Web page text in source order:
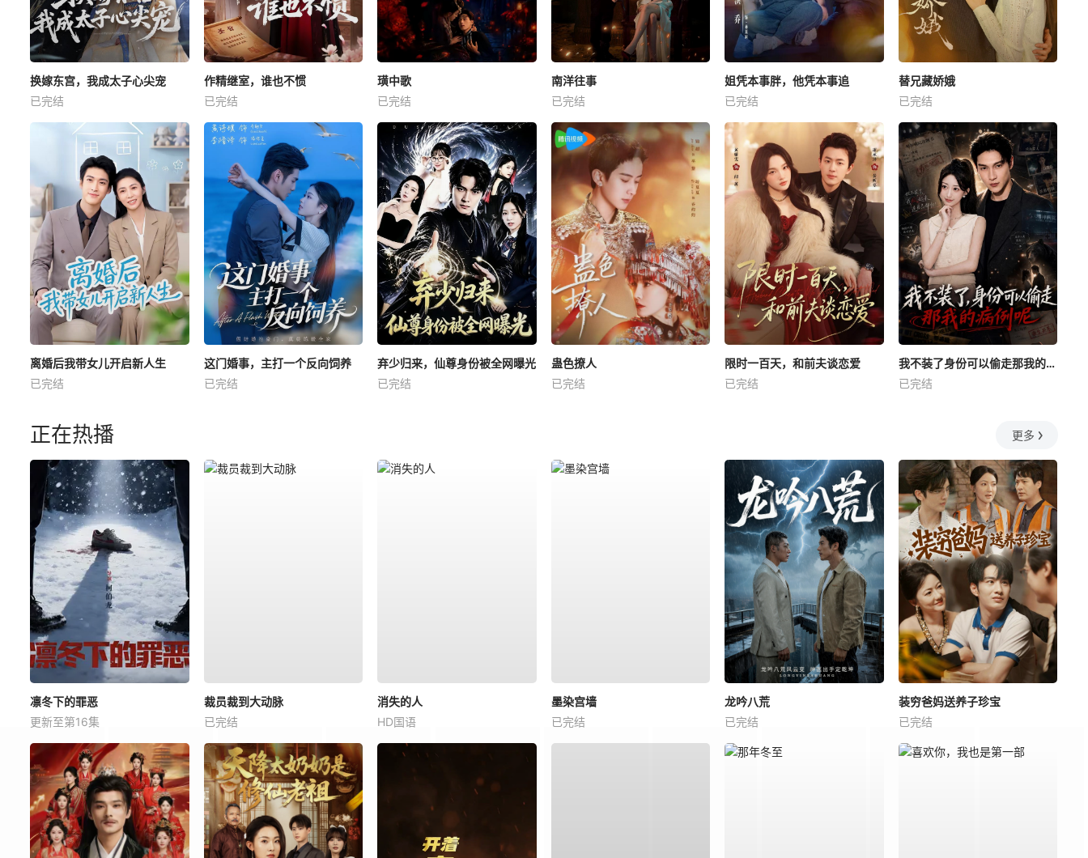
换嫁东宫，我成太子心尖宠
已完结
作精继室，谁也不惯
已完结
璜中歌
已完结
南洋往事
已完结
姐凭本事胖，他凭本事追
已完结
替兄藏娇娥
已完结
离婚后我带女儿开启新人生
已完结
这门婚事，主打一个反向饲养
已完结
弃少归来，仙尊身份被全网曝光
已完结
蛊色撩人
已完结
限时一百天，和前夫谈恋爱
已完结
我不装了身份可以偷走那我的病例呢
已完结
正在热播 更多
凛冬下的罪恶
更新至第16集
裁员裁到大动脉
已完结
消失的人
HD国语
墨染宫墙
已完结
龙吟八荒
已完结
装穷爸妈送养子珍宝
已完结